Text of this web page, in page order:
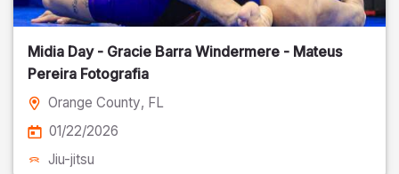
Midia Day - Gracie Barra Windermere - Mateus
Pereira Fotografia
Orange County, FL
01/22/2026
Jiu-jitsu